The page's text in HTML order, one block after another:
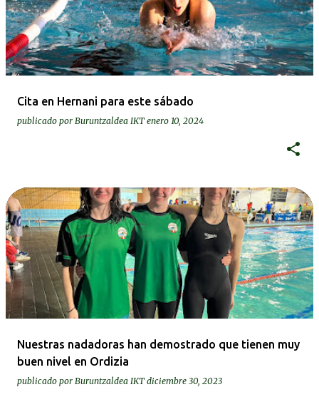
Cita en Hernani para este sábado
publicado por Buruntzaldea IKT enero 10, 2024
Nuestras nadadoras han demostrado que tienen muy
buen nivel en Ordizia
publicado por Buruntzaldea IKT diciembre 30, 2023